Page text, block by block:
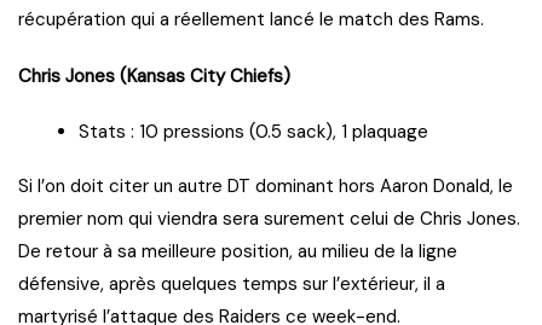
récupération qui a réellement lancé le match des Rams.
Chris Jones (Kansas City Chiefs)
Stats : 10 pressions (0.5 sack), 1 plaquage
Si l’on doit citer un autre DT dominant hors Aaron Donald, le
premier nom qui viendra sera surement celui de Chris Jones.
De retour à sa meilleure position, au milieu de la ligne
défensive, après quelques temps sur l’extérieur, il a
martyrisé l’attaque des Raiders ce week-end.